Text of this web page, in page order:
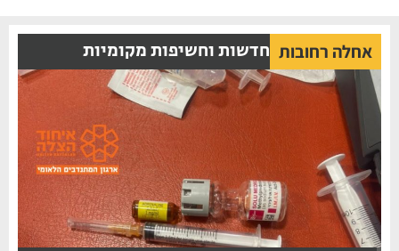
אחלה רחובות חדשות וחשיפות מקומיות